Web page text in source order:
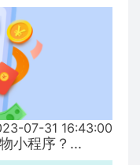
07-31 16:43:00
小程序？...